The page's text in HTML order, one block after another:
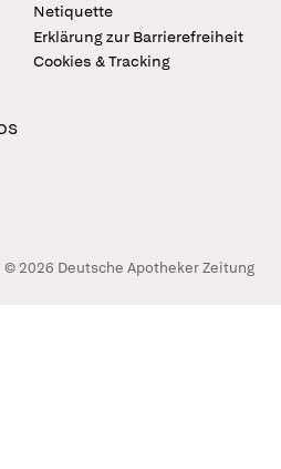
Netiquette
Erklärung zur Barrierefreiheit
Cookies & Tracking
© 2026 Deutsche Apotheker Zeitung